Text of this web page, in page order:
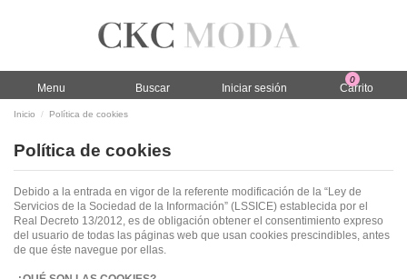
Menu Buscar Iniciar sesión
0
Carrito
Inicio Política de cookies
Política de cookies
Debido a la entrada en vigor de la referente modificación de la “Ley de
Servicios de la Sociedad de la Información” (LSSICE) establecida por el
Real Decreto 13/2012, es de obligación obtener el consentimiento expreso
del usuario de todas las páginas web que usan cookies prescindibles, antes
de que éste navegue por ellas.